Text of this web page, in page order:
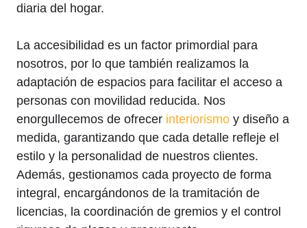
diaria del hogar.
La accesibilidad es un factor primordial para
nosotros, por lo que también realizamos la
adaptación de espacios para facilitar el acceso a
personas con movilidad reducida. Nos
enorgullecemos de ofrecer interiorismo y diseño a
medida, garantizando que cada detalle refleje el
estilo y la personalidad de nuestros clientes.
Además, gestionamos cada proyecto de forma
integral, encargándonos de la tramitación de
licencias, la coordinación de gremios y el control